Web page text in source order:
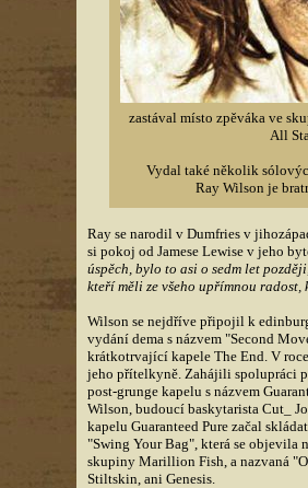
zastával místo zpěváka ve
All
Vydal také několik
Ray Wilson je
Ray se narodil v Dumfries v
si pokoj od Jamese Lewise v jeho
úspěch, bylo to asi o sedm let
kteří měli ze všeho upřímnou radost,
Wilson se nejdříve připojil k
vydání dema s názvem "Second
krátkotrvající kapele The End. V
jeho přítelkyně. Zahájili spolupráci
post-grunge kapelu s názvem
Wilson, budoucí baskytarista Cut_
kapelu Guaranteed Pure začal
"Swing Your Bag", která se objevila
skupiny Marillion Fish, a nazvaná
Stiltskin, ani Genesis.